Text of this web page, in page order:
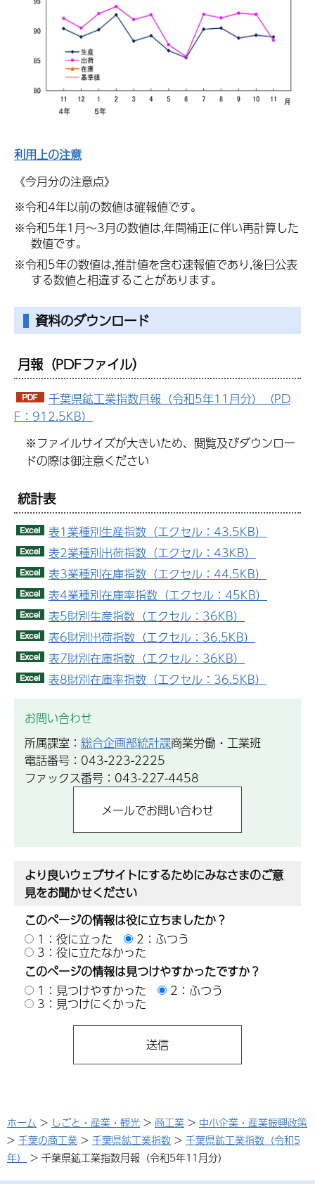
利用上の注意
《今月分の注意点》
※令和4年以前の数値は確報値です。
※令和5年1月～3月の数値は,年間補正に伴い再計算した
数値です。
※令和5年の数値は,推計値を含む速報値であり,後日公表
する数値と相違することがあります。
資料のダウンロード
月報（PDFファイル）
千葉県鉱工業指数月報（令和5年11月分）（PD
F：912.5KB）
※ファイルサイズが大きいため、閲覧及びダウンロー
ドの際は御注意ください
統計表
表1業種別生産指数（エクセル：43.5KB）
表2業種別出荷指数（エクセル：43KB）
表3業種別在庫指数（エクセル：44.5KB）
表4業種別在庫率指数（エクセル：45KB）
表5財別生産指数（エクセル：36KB）
表6財別出荷指数（エクセル：36.5KB）
表7財別在庫指数（エクセル：36KB）
表8財別在庫率指数（エクセル：36.5KB）
お問い合わせ
所属課室： 総合企画部統計課商業労働・工業班
電話番号：043-223-2225
ファックス番号：043-227-4458
より良いウェブサイトにするためにみなさまのご意
見をお聞かせください
このページの情報は役に立ちましたか？
1：役に立った
2：ふつう
3：役に立たなかった
このページの情報は見つけやすかったですか？
1：見つけやすかった
2：ふつう
3：見つけにくかった
ホーム > しごと・産業・観光 > 商工業 > 中小企業・産業振興政策
> 千葉の商工業 > 千葉県鉱工業指数 > 千葉県鉱工業指数（令和5
年）
> 千葉県鉱工業指数月報（令和5年11月分）